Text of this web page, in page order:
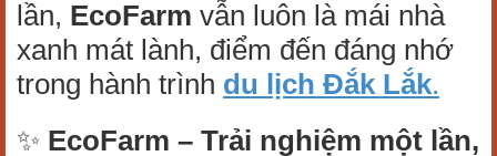
lần, EcoFarm vẫn luôn là mái nhà
xanh mát lành, điểm đến đáng nhớ
trong hành trình du lịch Đắk Lắk.
✨ EcoFarm – Trải nghiệm một lần,